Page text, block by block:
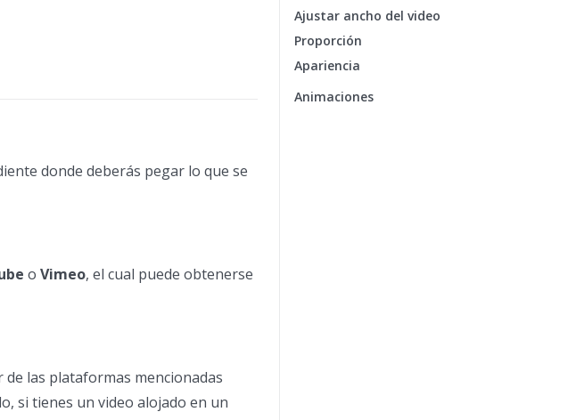
donde deberás pegar lo que se
o Vimeo, el cual puede obtenerse
las plataformas mencionadas
si tienes un video alojado en un
Ajustar ancho del video
Proporción
Apariencia
Animaciones